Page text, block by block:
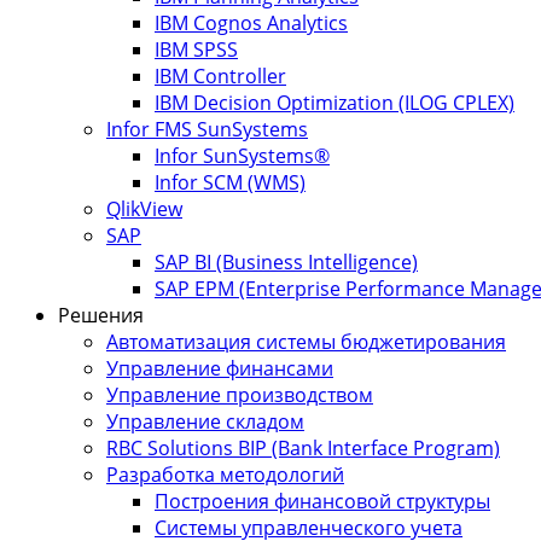
IBM Cognos Analytics
IBM SPSS
IBM Controller
IBM Decision Optimization (ILOG CPLEX)
Infor FMS SunSystems
Infor SunSystems®
Infor SCM (WMS)
QlikView
SAP
SAP BI (Business Intelligence)
SAP EPM (Enterprise Performance
Решения
Автоматизация системы бюджетирования
Управление финансами
Управление производством
Управление складом
RBC Solutions BIP (Bank Interface Program)
Разработка методологий
Построения финансовой структуры
Системы управленческого учета